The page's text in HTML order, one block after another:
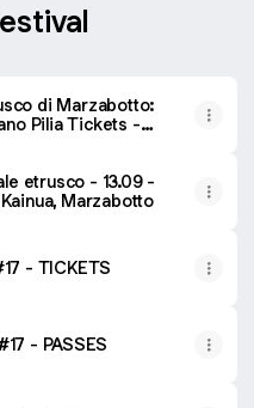
di Marzabotto:
Pilia Tickets -
etrusco - 13.09 -
Marzabotto
- TICKETS
- PASSES